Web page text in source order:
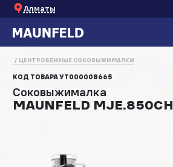
Алматы
ЦЕНТРОБЕЖНЫЕ СОКОВЫЖИМАЛКИ
КОД ТОВАРАУТ000008665
Соковыжималка
MAUNFELD MJE.850CH